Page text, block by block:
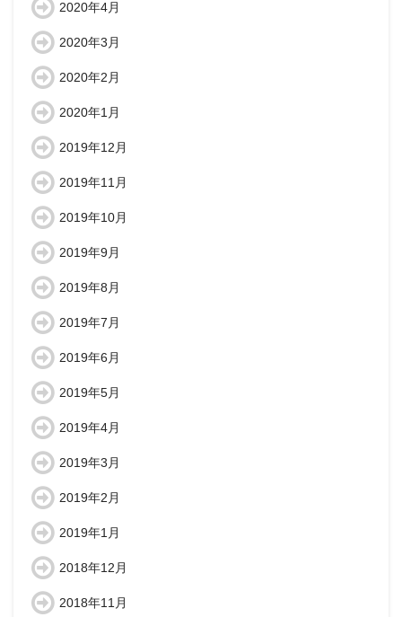
2020年4月
2020年3月
2020年2月
2020年1月
2019年12月
2019年11月
2019年10月
2019年9月
2019年8月
2019年7月
2019年6月
2019年5月
2019年4月
2019年3月
2019年2月
2019年1月
2018年12月
2018年11月